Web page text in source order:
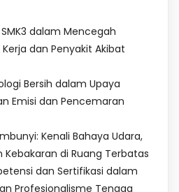
dalam Mencegah
dan Penyakit Akibat
Bersih dalam Upaya
Emisi dan Pencemaran
Kenali Bahaya Udara,
Kebakaran di Ruang Terbatas
dan Sertifikasi dalam
Profesionalisme Tenaga